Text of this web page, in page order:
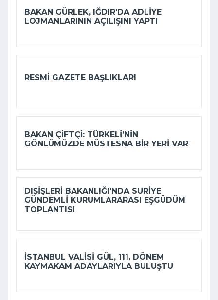
BAKAN GÜRLEK, IĞDIR'DA ADLIYE
LOJMANLARININ AÇILIŞINI YAPTI
RESMI GAZETE BAŞLIKLARI
BAKAN ÇIFTÇI: TÜRKELI’NIN
GÖNLÜMÜZDE MÜSTESNA BIR YERI VAR
DIŞIŞLERI BAKANLIĞI'NDA SURIYE
GÜNDEMLI KURUMLARARASI EŞGÜDÜM
TOPLANTISI
İSTANBUL VALISI GÜL, 111. DÖNEM
KAYMAKAM ADAYLARIYLA BULUŞTU